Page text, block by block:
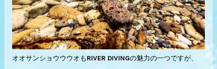
オオサンショウウウオもRIVER DIVINGの魅力の一つですが、